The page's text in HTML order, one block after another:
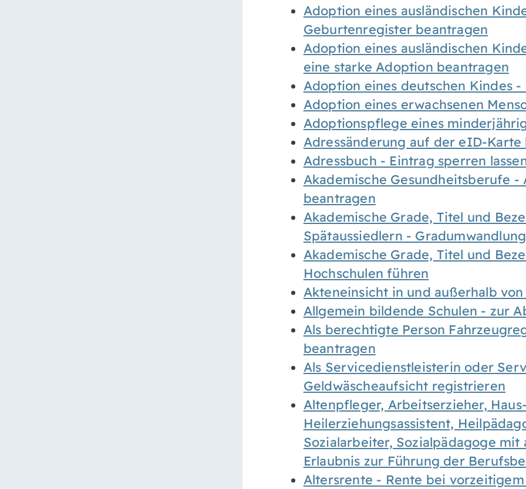
Adoption eines ausländischen
Geburtenregister beantragen
Adoption eines ausländischen
eine starke Adoption beantragen
Adoption eines deutschen Kindes
Adoption eines erwachsenen
Adoptionspflege eines
Adressänderung auf der eID-Karte
Adressbuch - Eintrag sperren
Akademische Gesundheitsberufe
beantragen
Akademische Grade, Titel und
Spätaussiedlern -
Akademische Grade, Titel und
Hochschulen führen
Akteneinsicht in und außerhalb
Allgemein bildende Schulen - zur
Als berechtigte Person
beantragen
Als Servicedienstleisterin oder
Geldwäscheaufsicht registrieren
Altenpfleger, Arbeitserzieher,
Heilerziehungsassistent,
Sozialarbeiter, Sozialpädagoge
Erlaubnis zur Führung der
Altersrente - Rente bei